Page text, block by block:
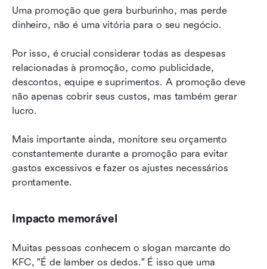
Uma promoção que gera burburinho, mas perde
dinheiro, não é uma vitória para o seu negócio.
Por isso, é crucial considerar todas as despesas
relacionadas à promoção, como publicidade,
descontos, equipe e suprimentos. A promoção deve
não apenas cobrir seus custos, mas também gerar
lucro.
Mais importante ainda, monitore seu orçamento
constantemente durante a promoção para evitar
gastos excessivos e fazer os ajustes necessários
prontamente.
Impacto memorável
Muitas pessoas conhecem o slogan marcante do
KFC, "É de lamber os dedos." É isso que uma